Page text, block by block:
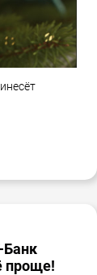
Банк
проще!